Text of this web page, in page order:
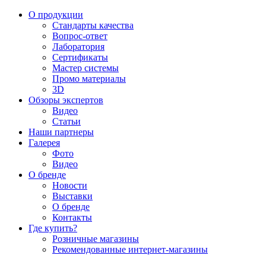
О продукции
Стандарты качества
Вопрос-ответ
Лаборатория
Сертификаты
Мастер системы
Промо материалы
3D
Обзоры экспертов
Видео
Статьи
Наши партнеры
Галерея
Фото
Видео
О бренде
Новости
Выставки
О бренде
Контакты
Где купить?
Розничные магазины
Рекомендованные интернет-магазины